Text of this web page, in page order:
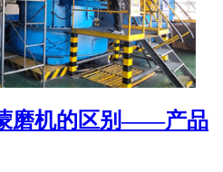
磨机的区别——产品